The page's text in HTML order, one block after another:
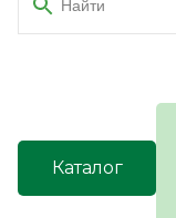
Каталог